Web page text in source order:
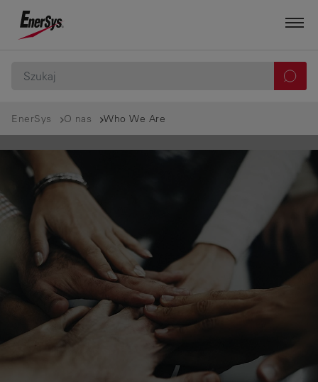
EnerSys O nas Who We Are